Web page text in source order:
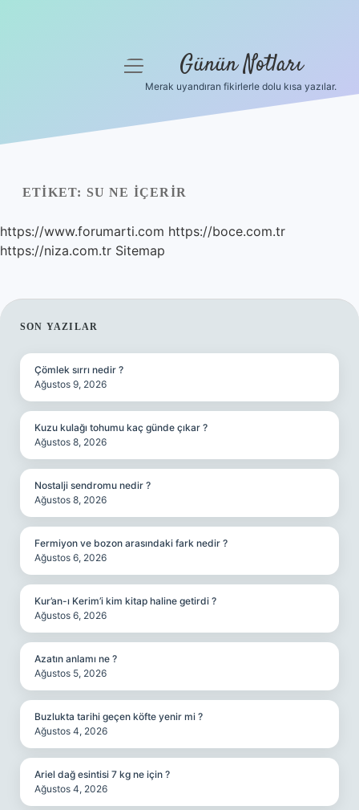
Yasal Uyarı
Hakkımızda
menüyü
Günün Notları
Merak uyandıran fikirlerle dolu kısa yazılar.
ETIKET: SU NE IÇERIR
https://www.forumarti.com https://boce.com.tr
https://niza.com.tr Sitemap
SIDEBAR
SON YAZILAR
Çömlek sırrı nedir ?
Ağustos 9, 2026
Kuzu kulağı tohumu kaç günde çıkar ?
Ağustos 8, 2026
Nostalji sendromu nedir ?
Ağustos 8, 2026
Fermiyon ve bozon arasındaki fark nedir ?
Ağustos 6, 2026
Kur’an-ı Kerim’i kim kitap haline getirdi ?
Ağustos 6, 2026
Azatın anlamı ne ?
Ağustos 5, 2026
Buzlukta tarihi geçen köfte yenir mi ?
Ağustos 4, 2026
Ariel dağ esintisi 7 kg ne için ?
Ağustos 4, 2026